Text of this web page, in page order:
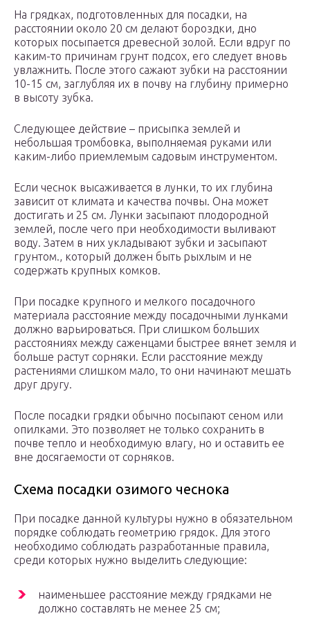
На грядках, подготовленных для посадки, на
расстоянии около 20 см делают бороздки, дно
которых посыпается древесной золой. Если вдруг по
каким-то причинам грунт подсох, его следует вновь
увлажнить. После этого сажают зубки на расстоянии
10-15 см, заглубляя их в почву на глубину примерно
в высоту зубка.
Следующее действие – присыпка землей и
небольшая тромбовка, выполняемая руками или
каким-либо приемлемым садовым инструментом.
Если чеснок высаживается в лунки, то их глубина
зависит от климата и качества почвы. Она может
достигать и 25 см. Лунки засыпают плодородной
землей, после чего при необходимости выливают
воду. Затем в них укладывают зубки и засыпают
грунтом., который должен быть рыхлым и не
содержать крупных комков.
При посадке крупного и мелкого посадочного
материала расстояние между посадочными лунками
должно варьироваться. При слишком больших
расстояниях между саженцами быстрее вянет земля и
больше растут сорняки. Если расстояние между
растениями слишком мало, то они начинают мешать
друг другу.
После посадки грядки обычно посыпают сеном или
опилками. Это позволяет не только сохранить в
почве тепло и необходимую влагу, но и оставить ее
вне досягаемости от сорняков.
Схема посадки озимого чеснока
При посадке данной культуры нужно в обязательном
порядке соблюдать геометрию грядок. Для этого
необходимо соблюдать разработанные правила,
среди которых нужно выделить следующие:
наименьшее расстояние между грядками не
должно составлять не менее 25 см;